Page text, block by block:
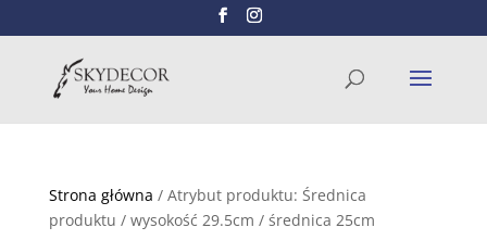
Strona główna / Atrybut produktu: Średnica
produktu / wysokość 29.5cm / średnica 25cm